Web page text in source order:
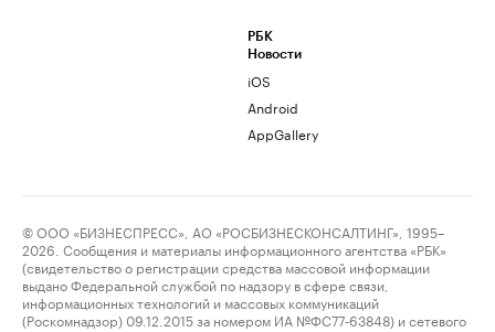
РБК
Новости
iOS
Android
AppGallery
© ООО «БИЗНЕСПРЕСС», АО «РОСБИЗНЕСКОНСАЛТИНГ», 1995–
2026. Сообщения и материалы информационного агентства «РБК»
(свидетельство о регистрации средства массовой информации
выдано Федеральной службой по надзору в сфере связи,
информационных технологий и массовых коммуникаций
(Роскомнадзор) 09.12.2015 за номером ИА №ФС77-63848) и сетевого